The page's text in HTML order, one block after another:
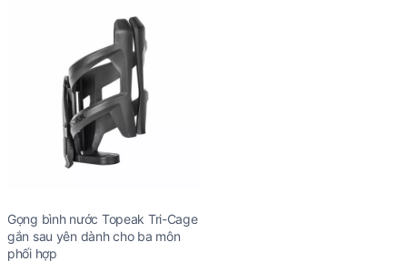
Gọng bình nước Topeak Tri-Cage
gắn sau yên dành cho ba môn
phối hợp